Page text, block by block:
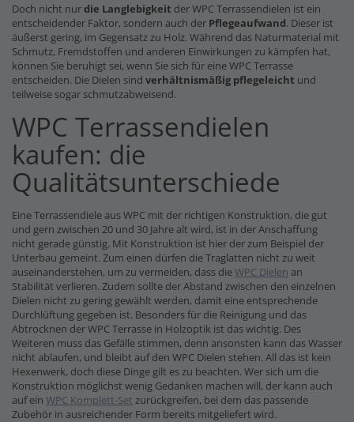
Doch nicht nurdie Langlebigkeit der WPC Terrassendielen ist ein
entscheidender Faktor, sondern auch der Pflegeaufwand. Dieser ist
äußerst gering, im Gegensatz zu Holz. Während das Naturmaterial mit
Schmutz, Fremdstoffen und anderen Einwirkungen zu kämpfen hat,
können Sie beruhigt sei, wenn Sie sich für eine WPC Terrasse
entscheiden. Die Dielen sind verhältnismäßig pflegeleicht und
teilweise sogar schmutzabweisend.
WPC Terrassendielen
kaufen: die
Qualitätsunterschiede
Eine Terrassendiele aus WPC mit der richtigen Konstruktion, die gut
und gern zwischen 20 und 30 Jahre alt wird, ist in der Anschaffung
nicht gerade günstig. Mit Konstruktion ist hier der zum Beispiel der
Unterbau gemeint. Zum einen dürfen die Traglatten nicht zu weit
auseinanderstehen, um zu vermeiden, dass dieWPC Dielen an
Stabilität verlieren. Zudem sollte der Abstand zwischen den einzelnen
Dielen nicht zu gering gewählt werden, damit eine entsprechende
Durchlüftung gegeben ist. Besonders für die Reinigung und das
Abtrocknen der WPC Terrasse in Holzoptik ist das wichtig. Des
Weiteren muss das Gefälle stimmen, denn ansonsten kann das Wasser
nicht ablaufen, und bleibt auf den WPC Dielen stehen. All das ist kein
Hexenwerk, doch diese Dinge gilt es zu beachten. Wer sich um die
Konstruktion möglichst wenig Gedanken machen will, der kann auch
auf ein WPC Komplett-Set zurückgreifen, bei dem das passende
Zubehör in ausreichender Form bereits mitgeliefert wird.